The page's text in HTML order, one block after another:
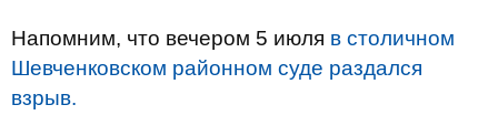
Напомним, что вечером 5 июля в столичном
Шевченковском районном суде раздался
взрыв.